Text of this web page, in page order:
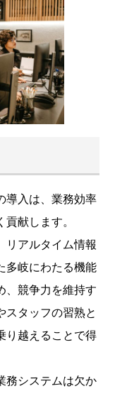
導入は、業務効率
献します。
リアルタイム情報
多岐にわたる機能
、競争力を維持す
スタッフの習熟と
り越えることで得
務システムは欠か